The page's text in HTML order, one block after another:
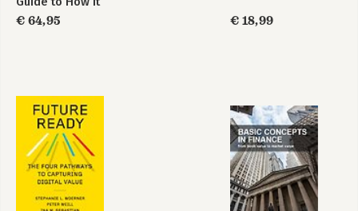
Finance for
Managers - Your
Guide to How it
Works
Basic Concepts in
Finance
Works
€ 64,95 € 18,99